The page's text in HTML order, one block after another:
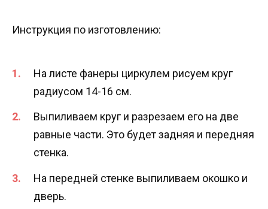
Инструкция по изготовлению:
На листе фанеры циркулем рисуем круг
радиусом 14-16 см.
Выпиливаем круг и разрезаем его на две
равные части. Это будет задняя и передняя
стенка.
На передней стенке выпиливаем окошко и
дверь.